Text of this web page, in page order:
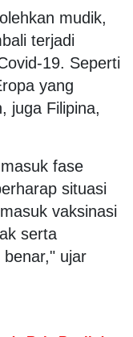
mudik,
terjadi
19. Seperti
yang
juga Filipina,
fase
situasi
vaksinasi
serta
ujar